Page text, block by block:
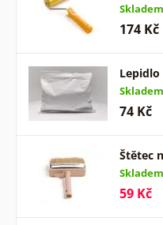
Skladem
174 Kč
Lepidlo
Skladem
74 Kč
Štětec
Skladem
59 Kč